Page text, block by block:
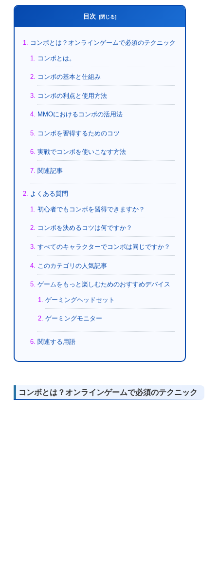
目次
コンボとは？オンラインゲームで必須のテクニック
コンボとは。
コンボの基本と仕組み
コンボの利点と使用方法
MMOにおけるコンボの活用法
コンボを習得するためのコツ
実戦でコンボを使いこなす方法
関連記事
よくある質問
初心者でもコンボを習得できますか？
コンボを決めるコツは何ですか？
すべてのキャラクターでコンボは同じですか？
このカテゴリの人気記事
ゲームをもっと楽しむためのおすすめデバイス
ゲーミングヘッドセット
ゲーミングモニター
関連する用語
コンボとは？オンラインゲームで必須のテクニック